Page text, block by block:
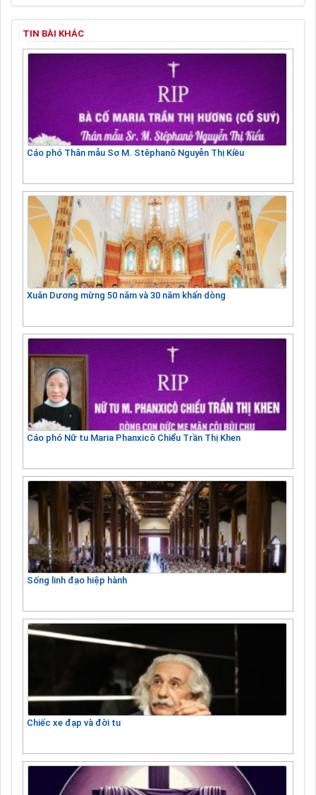
TIN BÀI KHÁC
Cáo phó Thân mẫu Sơ M. Stêphanô Nguyễn Thị Kiều
Xuân Dương mừng 50 năm và 30 năm khấn dòng
Cáo phó Nữ tu Maria Phanxicô Chiểu Trần Thị Khen
Sống linh đạo hiệp hành
Chiếc xe đạp và đời tu